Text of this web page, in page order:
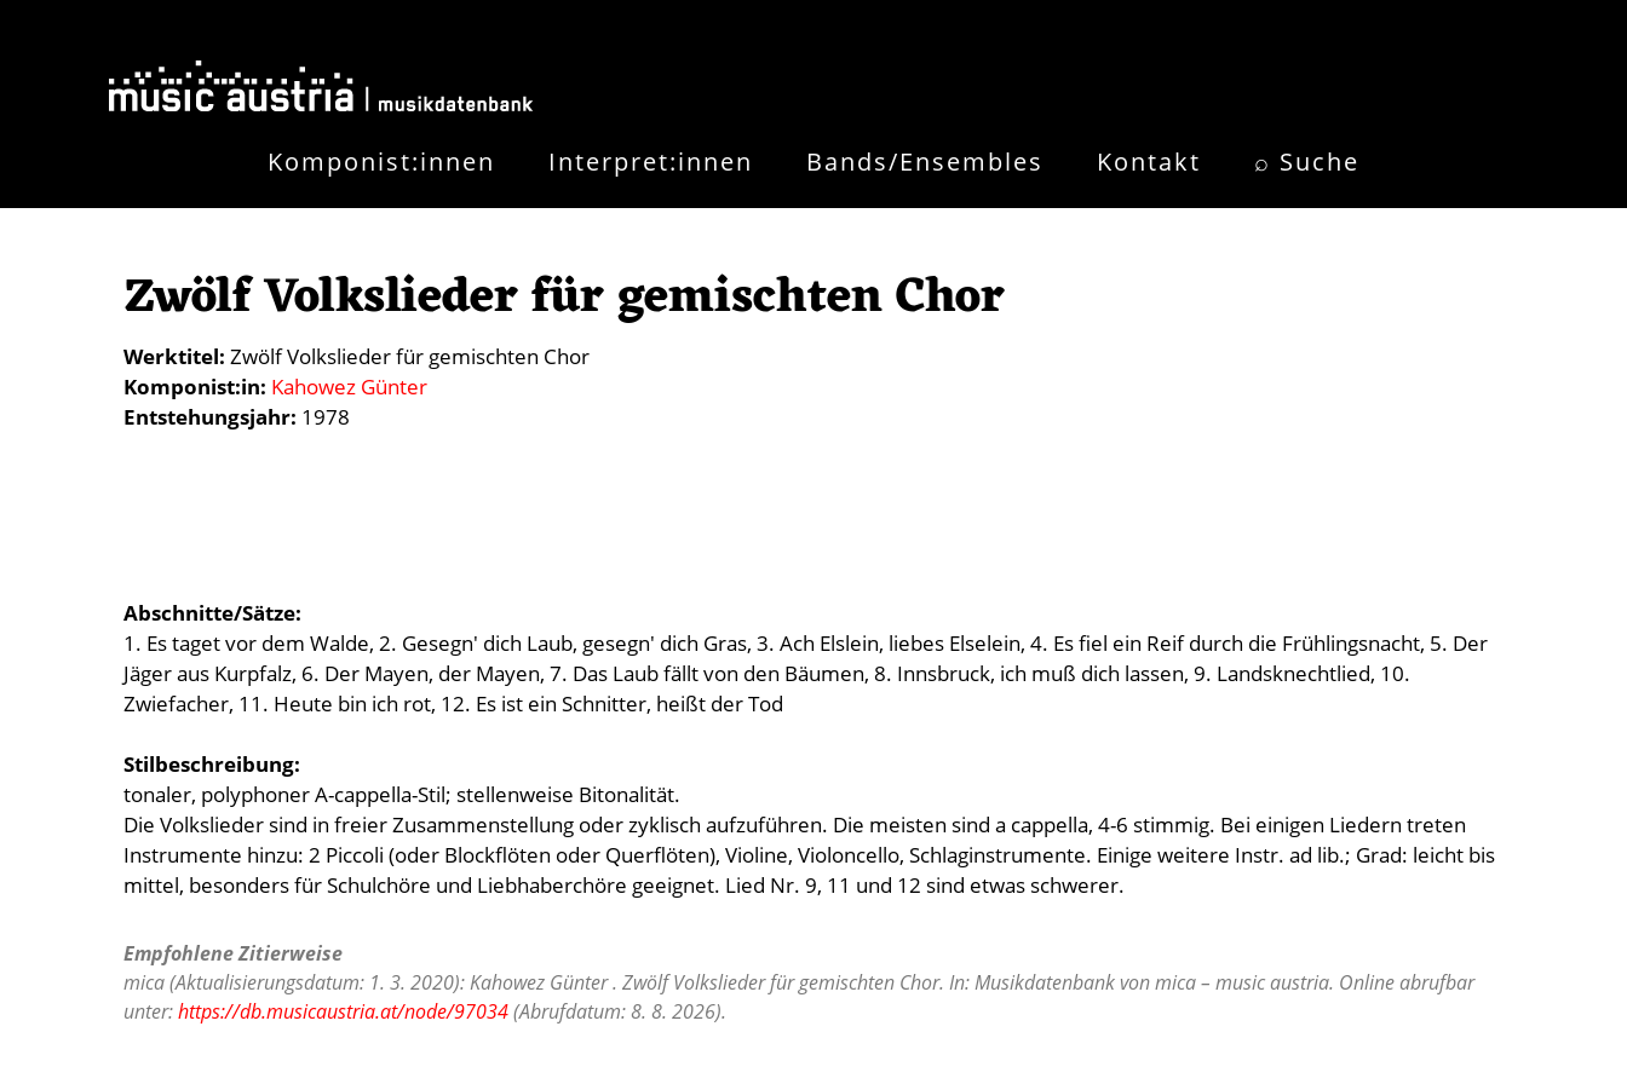
Komponist:innen Interpret:innen Bands/Ensembles Kontakt ⌕ Suche
Zwölf Volkslieder für gemischten Chor
Werktitel Zwölf Volkslieder für gemischten Chor
Komponist:in Kahowez Günter
Entstehungsjahr 1978
Abschnitte/Sätze:
1. Es taget vor dem Walde, 2. Gesegn' dich Laub, gesegn' dich Gras, 3. Ach Elslein, liebes Elselein, 4. Es fiel ein Reif durch die Frühlingsnacht, 5. Der
Jäger aus Kurpfalz, 6. Der Mayen, der Mayen, 7. Das Laub fällt von den Bäumen, 8. Innsbruck, ich muß dich lassen, 9. Landsknechtlied, 10.
Zwiefacher, 11. Heute bin ich rot, 12. Es ist ein Schnitter, heißt der Tod
Stilbeschreibung:
tonaler, polyphoner A-cappella-Stil; stellenweise Bitonalität.
Die Volkslieder sind in freier Zusammenstellung oder zyklisch aufzuführen. Die meisten sind a cappella, 4-6 stimmig. Bei einigen Liedern treten
Instrumente hinzu: 2 Piccoli (oder Blockflöten oder Querflöten), Violine, Violoncello, Schlaginstrumente. Einige weitere Instr. ad lib.; Grad: leicht bis
mittel, besonders für Schulchöre und Liebhaberchöre geeignet. Lied Nr. 9, 11 und 12 sind etwas schwerer.
Empfohlene Zitierweise
mica (Aktualisierungsdatum: 1. 3. 2020): Kahowez Günter . Zwölf Volkslieder für gemischten Chor. In: Musikdatenbank von mica – music austria. Online abrufbar
unter:https://db.musicaustria.at/node/97034(Abrufdatum: 8. 8. 2026).